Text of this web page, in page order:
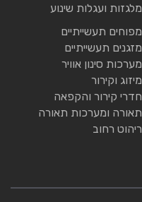
מלגזות ועגלות שינוע
מפוחים תעשייתיים
מזגנים תעשייתיים
מערכות סינון אוויר
מיזוג וקירור
חדרי קירור והקפאה
תאורה ומערכות תאורה
ריהוט רחוב